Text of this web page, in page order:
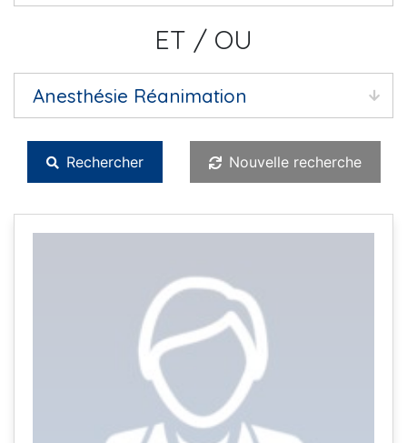
ET / OU
Rechercher Nouvelle recherche